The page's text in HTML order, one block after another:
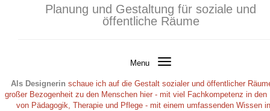
Planung und Gestaltung für soziale und
öffentliche Räume
Toggle
Menu
Als Designerin schaue ich auf die Gestalt sozialer und öffentlicher
großer Bezogenheit zu den Menschen hier - mit viel Fachkompetenz in den
von Pädagogik, Therapie und Pflege - mit einem umfassenden Wissen